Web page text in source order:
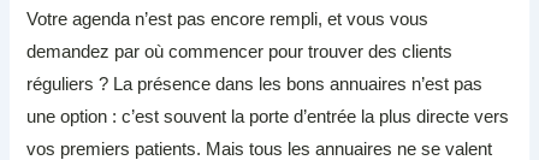
Votre agenda n’est pas encore rempli, et vous vous
demandez par où commencer pour trouver des clients
réguliers ? La présence dans les bons annuaires n’est pas
une option : c’est souvent la porte d’entrée la plus directe vers
vos premiers patients. Mais tous les annuaires ne se valent